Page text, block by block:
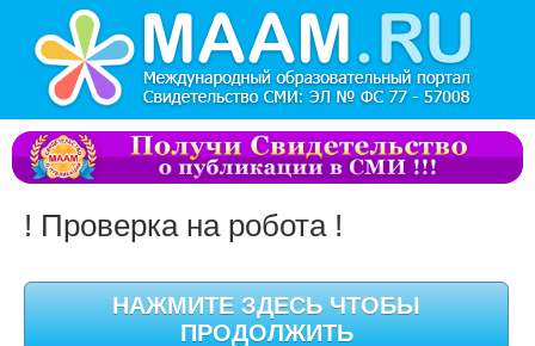
! Проверка на робота !